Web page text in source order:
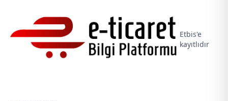
Etbis'e
kayıtlıdır